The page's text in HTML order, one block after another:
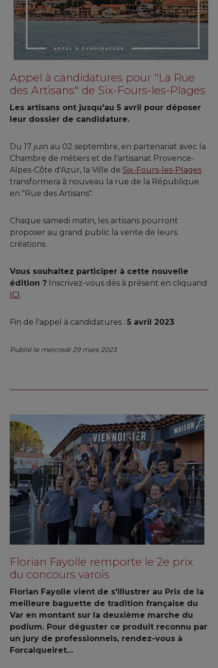
Appel à candidatures pour "La Rue
des Artisans" de Six-Fours-les-Plages
Les artisans ont jusqu'au 5 avril pour déposer
leur dossier de candidature.
Du 17 juin au 02 septembre, en partenariat avec la
Chambre de métiers et de l'artisanat Provence-
Alpes-Côte d'Azur, la Ville de Six-Fours-les-Plages
transformera à nouveau la rue de la République
en "Rue des Artisans".
Chaque samedi matin, les artisans pourront
proposer au grand public la vente de leurs
créations.
Vous souhaitez participer à cette nouvelle
édition ? Inscrivez-vous dès à présent en cliquand
ICI.
Fin de l'appel à candidatures : 5 avril 2023
Publié le mercredi 29 mars 2023
Florian Fayolle remporte le 2e prix
du concours varois
Florian Fayolle vient de s'illustrer au Prix de la
meilleure baguette de tradition française du
Var en montant sur la deuxième marche du
podium. Pour déguster ce produit reconnu par
un jury de professionnels, rendez-vous à
Forcalqueiret…